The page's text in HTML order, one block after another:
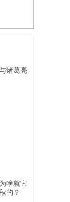
诸葛亮
啥就它
的？